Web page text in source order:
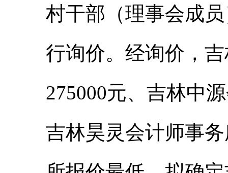
村干部（理事会成
行询价。经询价，
275000元、吉林中
吉林昊灵会计师事